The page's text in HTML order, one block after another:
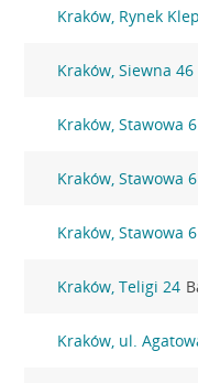
Kraków, Rynek
Kraków, Siewna 46
Kraków, Stawowa
Kraków, Stawowa
Kraków, Stawowa
Kraków, Teligi 24
Kraków, ul.